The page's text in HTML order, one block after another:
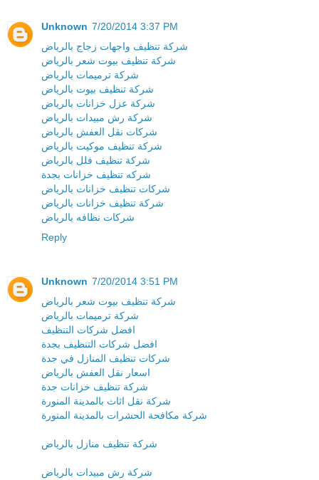
Unknown 7/20/2014 3:37 PM
شركة تنظيف واجهات زجاج بالرياض
شركة تنظيف بيوت شعر بالرياض
شركة ترميمات بالرياض
شركة تنظيف بيوت بالرياض
شركة عزل خزانات بالرياض
شركة رش مبيدات بالرياض
شركات نقل العفش بالرياض
شركة تنظيف موكيت بالرياض
شركة تنظيف فلل بالرياض
شركه تنظيف خزانات بجدة
شركات تنظيف خزانات بالرياض
شركة تنظيف خزانات بالرياض
شركات نظافه بالرياض
Reply
Unknown 7/20/2014 3:51 PM
شركة تنظيف بيوت شعر بالرياض
شركة ترميمات بالرياض
افضل شركات التنظيف
افضل شركات التنظيف بجدة
شركات تنظيف المنازل في جدة
اسعار نقل العفش بالرياض
شركة تنظيف خزانات جدة
شركة نقل اثاث بالمدينة المنورة
شركة مكافحة الحشرات بالمدينة المنورة
شركة تنظيف منازل بالرياض
شركة رش مبيدات بالرياض